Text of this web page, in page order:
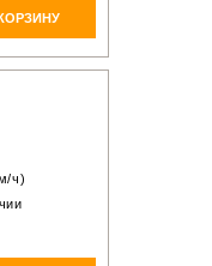
ч)